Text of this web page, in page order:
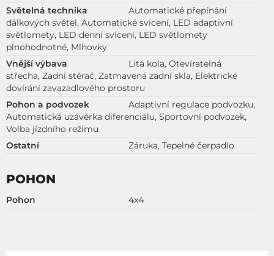
Světelná technika
Automatické přepínání
dálkových světel, Automatické svícení, LED adaptivní
světlomety, LED denní svícení, LED světlomety
plnohodnotné, Mlhovky
Vnější výbava
Litá kola, Otevíratelná
střecha, Zadní stěrač, Zatmavená zadní skla, Elektrické
dovírání zavazadlového prostoru
Pohon a podvozek
Adaptivní regulace podvozku,
Automatická uzávěrka diferenciálu, Sportovní podvozek,
Volba jízdního režimu
Ostatní
Záruka, Tepelné čerpadlo
POHON
Pohon 4x4